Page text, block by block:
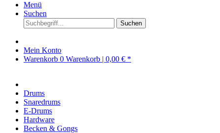
Menü
Suchen
Suchen
Mein Konto
Warenkorb 0 Warenkorb | 0,00 € *
Drums
Snaredrums
E-Drums
Hardware
Becken & Gongs